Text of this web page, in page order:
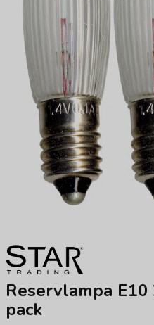
Reservlampa
pack